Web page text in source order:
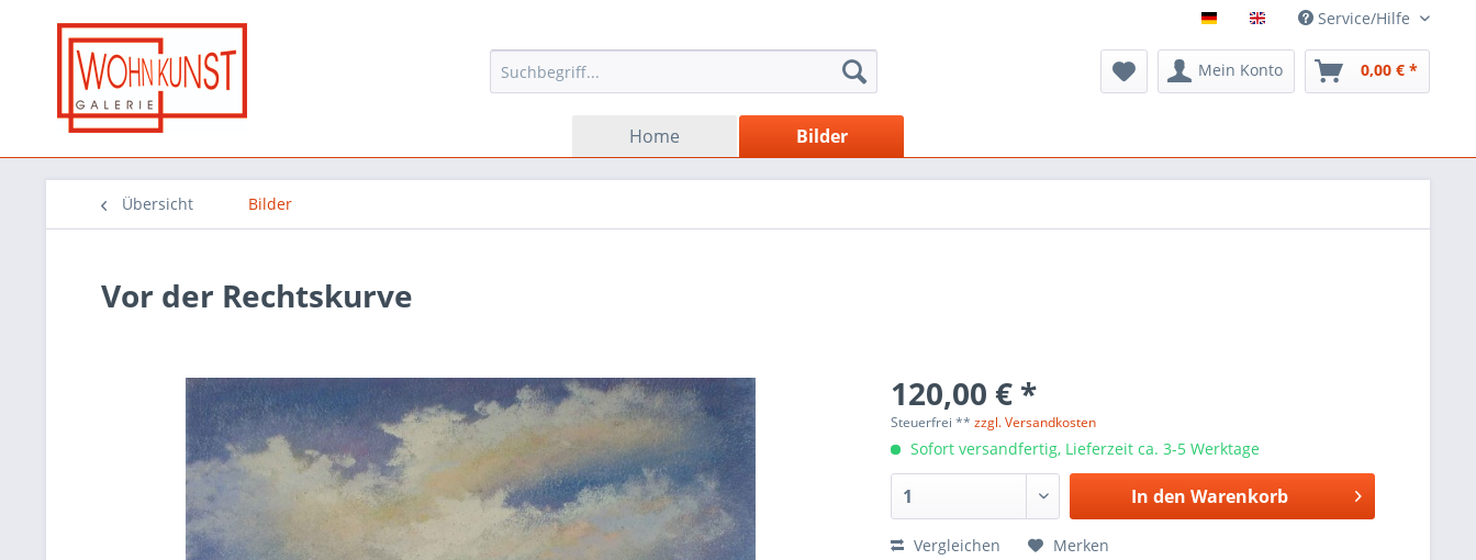
Service/Hilfe
Mein Konto 0,00 € *
Home Bilder
Übersicht Bilder
Vor der Rechtskurve
120,00 € *
Steuerfrei **zzgl. Versandkosten
Sofort versandfertig, Lieferzeit ca. 3-5 Werktage
In den Warenkorb
Vergleichen Merken